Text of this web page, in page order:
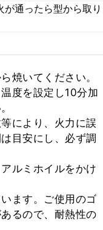
通ったら型から取り
焼いてください。
度を設定し10分加
により、火力に誤
目安にし、必ず調
ルミホイルをかけ
ます。ご使用のゴ
るので、耐熱性の